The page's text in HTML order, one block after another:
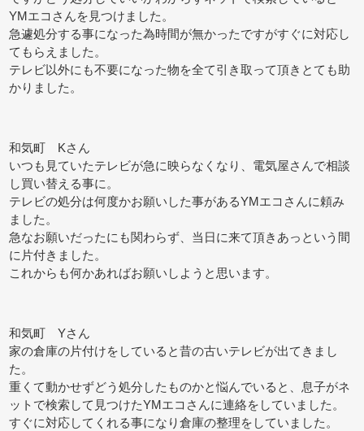
YMエコさんを見つけました。
急遽処分する事になった為時間が無かったですがすぐに対応し
てもらえました。
テレビ以外にも不要になった物を全て引き取って頂きとても助
かりました。
和気町 Kさん
いつも見ていたテレビが急に映らなくなり、電気屋さんで相談
し買い替える事に。
テレビの処分は何度かお願いした事があるYMエコさんに頼み
ました。
急なお願いだったにも関わらず、当日に来て頂きあっという間
に片付きました。
これからも何かあればお願いしようと思います。
和気町 Yさん
家の倉庫の片付けをしていると昔の古いテレビが出てきまし
た。
重くて動かせずどう処分したものかと悩んでいると、息子がネ
ットで検索して見つけたYMエコさんに連絡をしていました。
すぐに対応してくれる事になり倉庫の整理をしていました。